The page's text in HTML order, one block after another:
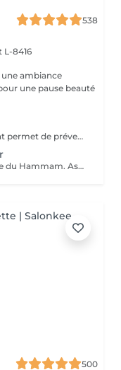
538
L-8416
ambiance
une pause beauté
Un gommage corporel fait régulièrement permet de prévenir les désagréments liés à une peau sèche, permet un lissage et une meilleure pénétration de vos soins corps quotidiens. Il élimine les cellules mortes et les impuretés présentes à la surface de la peau et stimule ainsi le renouvellement cellulaire naturel. Mieux oxygéné et résistant, l'épiderme est magnifié et plus lumineux.
Voyagez au coeur de la tradition orientale du Hammam. Associée à l'action exfoliante du gant de Kassa cette recette ancestrale permet de purifier la peau en profondeur pour la laisser douce, satinée et délicatement parfumée. Gant de Kassa offert.
500